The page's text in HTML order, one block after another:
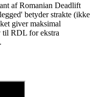
af Romanian Deadlift
betyder strakte (ikke
giver maksimal
til RDL for ekstra